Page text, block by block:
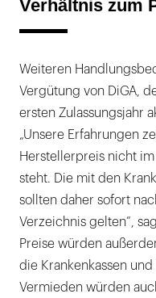
Verhältnis zum
Weiteren
Vergütung von DiGA,
ersten Zulassungsjahr
„Unsere Erfahrungen
Herstellerpreis nicht
steht. Die mit den
sollten daher sofort
Verzeichnis gelten”,
Preise würden
die Krankenkassen
Vermieden würden